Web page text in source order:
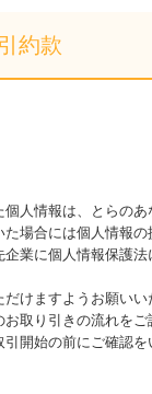
約款
人情報は、とらの
場合には個人情報の
業に個人情報保護法
だけますようお願いい
取り引きの流れをご
開始の前にご確認